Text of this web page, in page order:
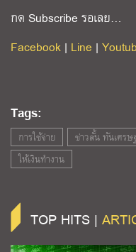
กด Subscribe รอเลย…
Facebook | Line |
Tags:
การใช้จ่าย ข่าวสั้น ทันเศรษ
ให้เงินทำงาน
TOP HITS |